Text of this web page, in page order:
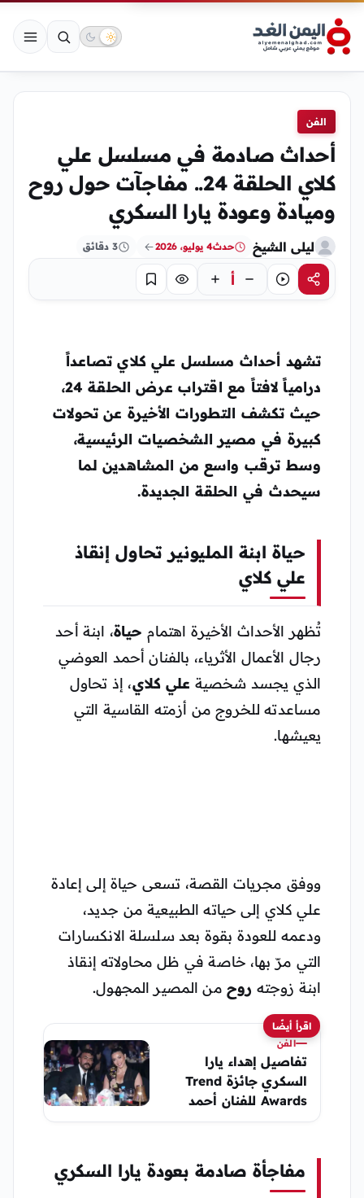
الفن
أحداث صادمة في مسلسل علي
كلاي الحلقة 24.. مفاجآت حول روح
وميادة وعودة يارا السكري
ليلى الشيخ حدث4 يوليو، 2026 3 دقائق
مشاركةاستماع أ تركيز حفظ
تشهد أحداث مسلسل علي كلاي تصاعداً
درامياً لافتاً مع اقتراب عرض الحلقة 24،
حيث تكشف التطورات الأخيرة عن تحولات
كبيرة في مصير الشخصيات الرئيسية،
وسط ترقب واسع من المشاهدين لما
سيحدث في الحلقة الجديدة.
حياة ابنة المليونير تحاول إنقاذ
علي كلاي
تُظهر الأحداث الأخيرة اهتمام حياة، ابنة أحد
رجال الأعمال الأثرياء، بالفنان أحمد العوضي
الذي يجسد شخصية علي كلاي، إذ تحاول
مساعدته للخروج من أزمته القاسية التي
يعيشها.
ووفق مجريات القصة، تسعى حياة إلى إعادة
علي كلاي إلى حياته الطبيعية من جديد،
ودعمه للعودة بقوة بعد سلسلة الانكسارات
التي مرّ بها، خاصة في ظل محاولاته إنقاذ
ابنة زوجته روحمن المصير المجهول.
اقرأ أيضًا
الفن
تفاصيل إهداء يارا
السكري جائزة Trend
Awards للفنان أحمد
العوضي
مفاجأة صادمة بعودة يارا السكري